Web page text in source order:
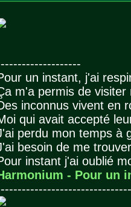
un instant, j'ai
m'a permis de visiter
inconnus vivent en
qui avait accepté
perdu mon temps à
besoin de me
instant j'ai oublié
- Pour un